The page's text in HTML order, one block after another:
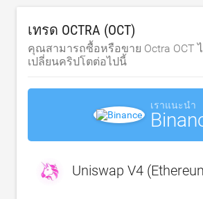
เทรด OCTRA (OCT)
คุณสามารถซื้อหรือขาย Octra OCT
เปลี่ยนคริปโตต่อไปนี้
เราแนะนำ
Uniswap V4